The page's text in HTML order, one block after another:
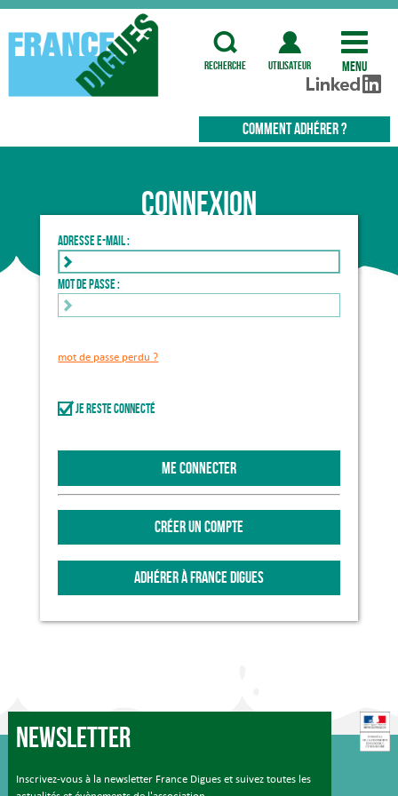
recherche utilisateur Menu
COMMENT ADHÉRER ?
Connexion
Adresse e-mail :
Mot de passe :
mot de passe perdu ?
Je reste connecté
ME CONNECTER
CRÉER UN COMPTE
ADHÉRER À FRANCE DIGUES
Newsletter
Inscrivez-vous à la newsletter France Digues et suivez toutes les